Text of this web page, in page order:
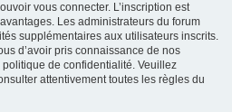
vous connecter. L’inscription est
Les administrateurs du forum
supplémentaires aux utilisateurs inscrits.
d’avoir pris connaissance de nos
de confidentialité. Veuillez
attentivement toutes les règles du